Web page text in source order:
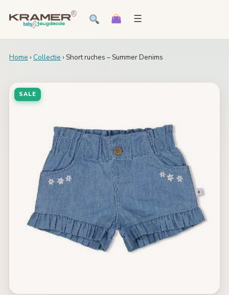
☰
Home › Collectie › Short ruches – Summer Denims
SALE